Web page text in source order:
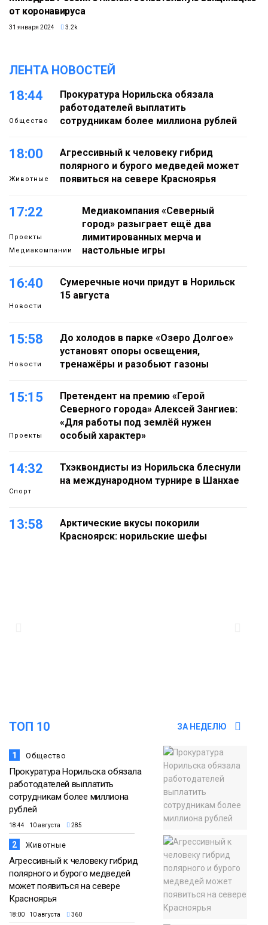
от коронавируса
31 января 2024 3.2k
ЛЕНТА НОВОСТЕЙ
18:44
Общество
Прокуратура Норильска обязала
работодателей выплатить
сотрудникам более миллиона рублей
18:00
Животные
Агрессивный к человеку гибрид
полярного и бурого медведей может
появиться на севере Красноярья
17:22
Проекты
Медиакомпании
Медиакомпания «Северный
город» разыграет ещё два
лимитированных мерча и
настольные игры
16:40
Новости
Сумеречные ночи придут в Норильск
15 августа
15:58
Новости
До холодов в парке «Озеро Долгое»
установят опоры освещения,
тренажёры и разобьют газоны
15:15
Проекты
Претендент на премию «Герой
Северного города» Алексей Зангиев:
«Для работы под землёй нужен
особый характер»
14:32
Спорт
Тхэквондисты из Норильска блеснули
на международном турнире в Шанхае
13:58
Арктические вкусы покорили
Красноярск: норильские шефы
ТОП 10 ЗА НЕДЕЛЮ
1 Общество
Прокуратура Норильска обязала
работодателей выплатить
сотрудникам более миллиона
рублей
18:44 10 августа 285
2 Животные
Агрессивный к человеку гибрид
полярного и бурого медведей
может появиться на севере
Красноярья
18:00 10 августа 360